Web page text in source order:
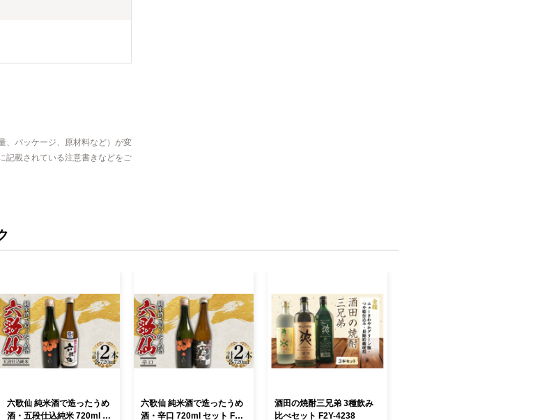
、パッケージ、原材料など）が変
記載されている注意書きなどをご
六歌仙 純米酒で造ったうめ
酒・五段仕込純米 720ml セ
六歌仙 純米酒で造ったうめ
酒・辛口 720ml セット F2Y
酒田の焼酎三兄弟 3種飲み
比べセット F2Y-4238